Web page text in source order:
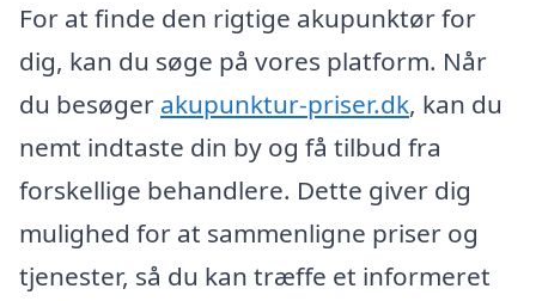
For at finde den rigtige akupunktør for
dig, kan du søge på vores platform. Når
du besøger akupunktur-priser.dk, kan du
nemt indtaste din by og få tilbud fra
forskellige behandlere. Dette giver dig
mulighed for at sammenligne priser og
tjenester, så du kan træffe et informeret